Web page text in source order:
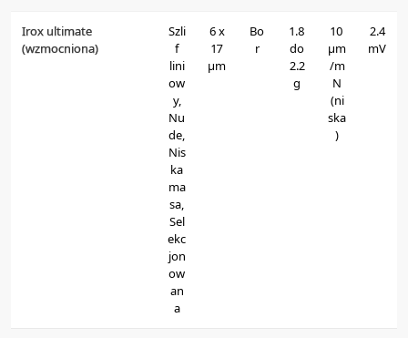
Irox ultimate
(wzmocniona)
Szli
f
lini
ow
y,
Nu
de,
Nis
ka
ma
sa,
Sel
ekc
jon
ow
an
a
6 x
17
μm
Bo
r
1.8
do
2.2
g
10
μm
/m
N
(ni
ska
)
2.4
mV